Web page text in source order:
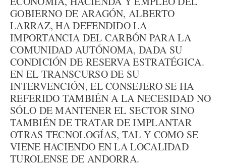
GOBIERNO DE ARAGÓN, ALBERTO
LARRAZ, HA DEFENDIDO LA
IMPORTANCIA DEL CARBÓN PARA LA
COMUNIDAD AUTÓNOMA, DADA SU
CONDICIÓN DE RESERVA ESTRATÉGICA.
EN EL TRANSCURSO DE SU
INTERVENCIÓN, EL CONSEJERO SE HA
REFERIDO TAMBIÉN A LA NECESIDAD NO
SÓLO DE MANTENER EL SECTOR SINO
TAMBIÉN DE TRATAR DE IMPLANTAR
OTRAS TECNOLOGÍAS, TAL Y COMO SE
VIENE HACIENDO EN LA LOCALIDAD
TUROLENSE DE ANDORRA.